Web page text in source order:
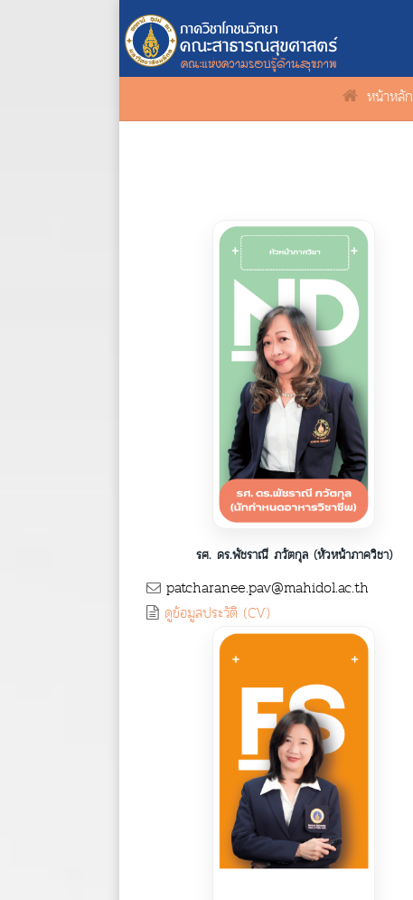
หน้าหลัก
รศ. ดร.พัชราณี ภวัตกุล (หัวหน้าภาควิชา)
patcharanee.pav@mahidol.ac.th
ดูข้อมูลประวัติ (CV)